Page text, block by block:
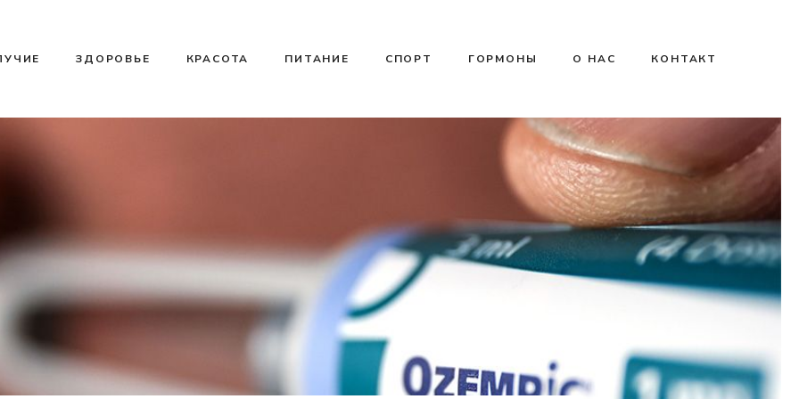
ЗДОРОВЬЕ КРАСОТА ПИТАНИЕ СПОРТ ГОРМОНЫ О НАС КОНТАКТ